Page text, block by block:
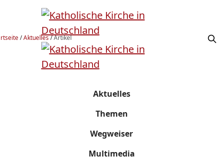
/Aktuelles/Artikel
Aktuelles
Themen
Wegweiser
Multimedia